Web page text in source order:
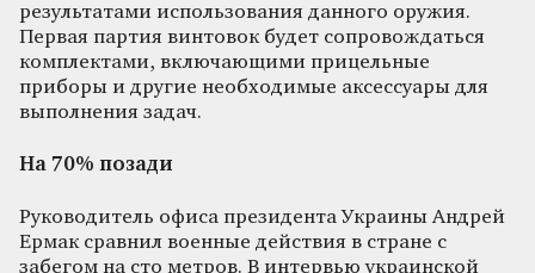
результатами использования данного оружия.
Первая партия винтовок будет сопровождаться
комплектами, включающими прицельные
приборы и другие необходимые аксессуары для
выполнения задач.
На 70% позади
Руководитель офиса президента Украины Андрей
Ермак сравнил военные действия в стране с
забегом на сто метров. В интервью украинской